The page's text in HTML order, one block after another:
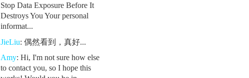
Stop Data Exposure Before It
Destroys You Your personal
informat...
JieLiu: 偶然看到，真好...
Amy: Hi, I'm not sure how else
to contact you, so I hope this